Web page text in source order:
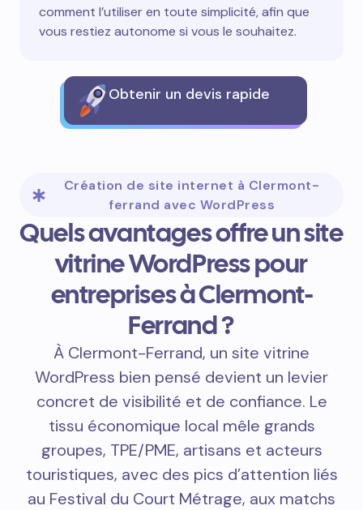
comment l’utiliser en toute simplicité, afin que
vous restiez autonome si vous le souhaitez.
Obtenir un devis rapide
Création de site internet à Clermont-
ferrand avec WordPress
Quels avantages offre un site
vitrine WordPress pour
entreprises à Clermont-
Ferrand ?
À Clermont-Ferrand, un site vitrine
WordPress bien pensé devient un levier
concret de visibilité et de confiance. Le
tissu économique local mêle grands
groupes, TPE/PME, artisans et acteurs
touristiques, avec des pics d’attention liés
au Festival du Court Métrage, aux matchs